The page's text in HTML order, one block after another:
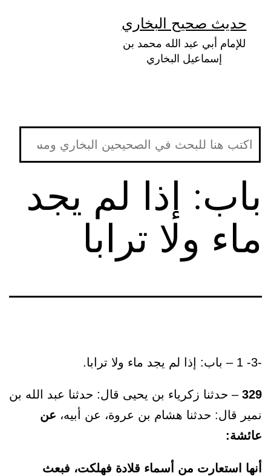
المحتوى
حديث صحيح البخاري
للإمام أبي عبد الله محمد بن
إسماعيل البخاري
باب: إذا لم يجد
ماء ولا ترابا
-3- 1 – باب: إذا لم يجد ماء ولا ترابا.
329 – حدثنا زكرياء بن يحيى قال: حدثنا عبد الله بن
نمير قال: حدثنا هشام بن عروة، عن أبيه، عن
عائشة:
أنها استعارت من أسماء قلادة فهلكت، فبعث